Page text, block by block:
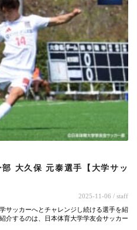
大久保 元泰選手【大学サッ
2025-11-06 / staff
サッカーへとチャレンジし続ける選手を紹
介するのは、日本体育大学学友会サッカー